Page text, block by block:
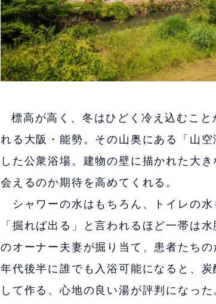
標高が高く、冬はひどく冷え込むこ
れる大阪・能勢。その山奥にある「山
した公衆浴場。建物の壁に描かれた大
会えるのか期待を高めてくれる。
シャワーの水はもちろん、トイレの水
「掘れば出る」と言われるほど一帯は
のオーナー夫妻が掘り当て、患者たち
年代後半に誰でも入浴可能になると、
して作る、心地の良い湯が評判になっ